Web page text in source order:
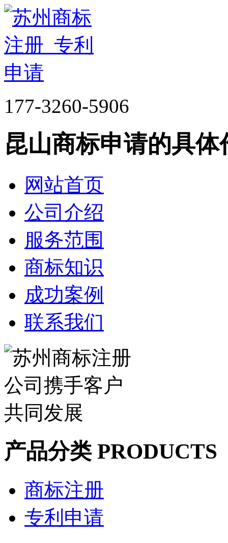
177-3260-5906
昆山商标申请的具
网站首页
公司介绍
服务范围
商标知识
成功案例
联系我们
产品分类 PRODUCTS
商标注册
专利申请